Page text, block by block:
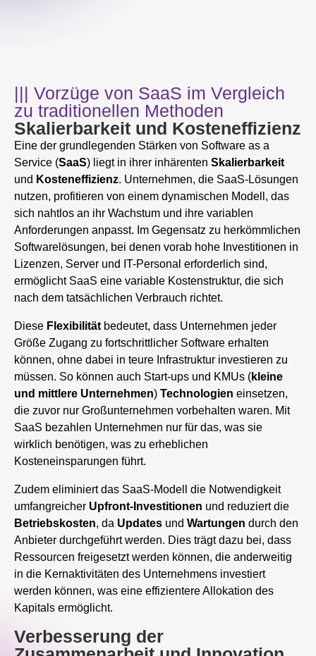
||| Vorzüge von SaaS im Vergleich
zu traditionellen Methoden
Skalierbarkeit und Kosteneffizienz
Eine der grundlegenden Stärken von Software as a
Service (SaaS) liegt in ihrer inhärenten Skalierbarkeit
und Kosteneffizienz. Unternehmen, die SaaS-Lösungen
nutzen, profitieren von einem dynamischen Modell, das
sich nahtlos an ihr Wachstum und ihre variablen
Anforderungen anpasst. Im Gegensatz zu herkömmlichen
Softwarelösungen, bei denen vorab hohe Investitionen in
Lizenzen, Server und IT-Personal erforderlich sind,
ermöglicht SaaS eine variable Kostenstruktur, die sich
nach dem tatsächlichen Verbrauch richtet.
Diese Flexibilitätbedeutet, dass Unternehmen jeder
Größe Zugang zu fortschrittlicher Software erhalten
können, ohne dabei in teure Infrastruktur investieren zu
müssen. So können auch Start-ups und KMUs (kleine
und mittlere Unternehmen) Technologien einsetzen,
die zuvor nur Großunternehmen vorbehalten waren. Mit
SaaS bezahlen Unternehmen nur für das, was sie
wirklich benötigen, was zu erheblichen
Kosteneinsparungen führt.
Zudem eliminiert das SaaS-Modell die Notwendigkeit
umfangreicher Upfront-Investitionen und reduziert die
Betriebskosten, da Updates und Wartungen durch den
Anbieter durchgeführt werden. Dies trägt dazu bei, dass
Ressourcen freigesetzt werden können, die anderweitig
in die Kernaktivitäten des Unternehmens investiert
werden können, was eine effizientere Allokation des
Kapitals ermöglicht.
Verbesserung der